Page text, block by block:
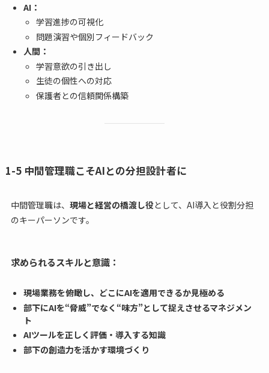
AI：
学習進捗の可視化
問題演習や個別フィードバック
人間：
学習意欲の引き出し
生徒の個性への対応
保護者との信頼関係構築
1-5 中間管理職こそAIとの分担設計者に
中間管理職は、 現場と経営の橋渡し役として、AI導入と役割分担
のキーパーソンです。
求められるスキルと意識：
現場業務を俯瞰し、どこにAIを適用できるか見極める
部下にAIを“脅威”でなく“味方”として捉えさせるマネジメン
ト
AIツールを正しく評価・導入する知識
部下の創造力を活かす環境づくり